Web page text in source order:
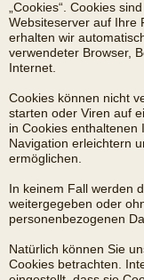
„Cookies“. Cookies
Websiteserver auf Ihre
erhalten wir
verwendeter Browser,
Internet.
Cookies können nicht
starten oder Viren auf
in Cookies enthaltenen
Navigation erleichtern
ermöglichen.
In keinem Fall werden
weitergegeben oder
personenbezogenen
Natürlich können Sie
Cookies betrachten.